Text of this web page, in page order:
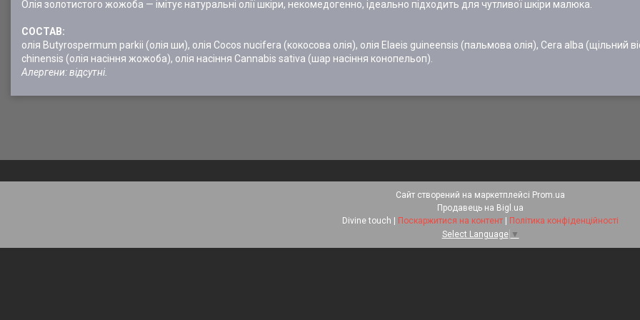
Олія золотистого жожоба — імітує натуральні олії шкіри, некомедогенно, ідеально підходить для чутливої шкіри малюка.
СОСТАВ:
олія Butyrospermum parkii (олія ши), олія Cocos nucifera (кокосова олія), олія Elaeis guineensis (пальмова олія), Cera alba (щільний
chinensis (олія насіння жожоба), олія насіння Cannabis sativa (шар насіння конопельоп).
Алергени: відсутні.
Сайт створений на маркетплейсі Prom.ua
Продавець на Bigl.ua
Поскаржитися на контент
Політика конфіденційності
Select Language ▼